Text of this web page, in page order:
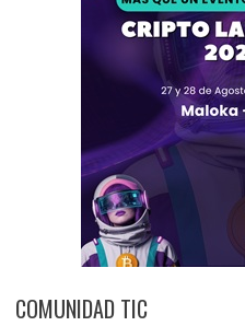
COMUNIDAD TIC